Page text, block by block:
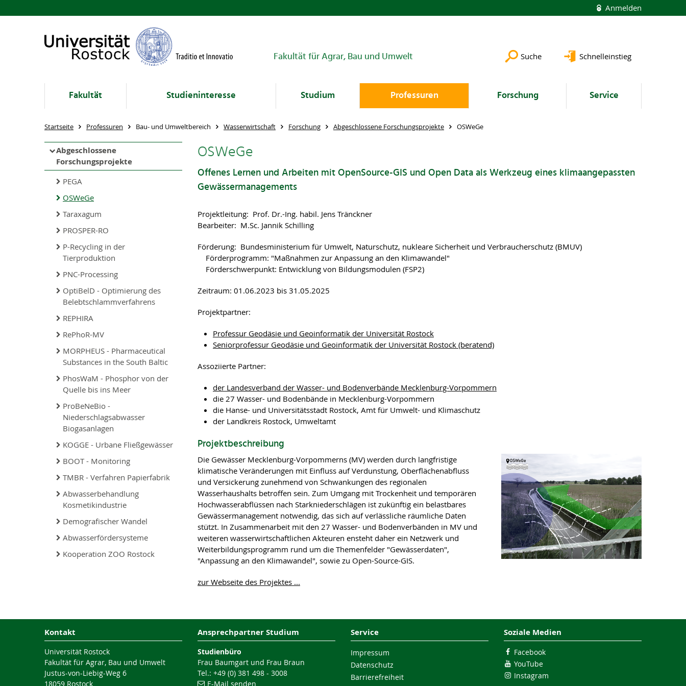
Anmelden
Fakultät für Agrar, Bau und Umwelt Suche Schnelleinstieg
Fakultät Studieninteresse Studium Professuren Forschung Service
Startseite Professuren Bau- und Umweltbereich Wasserwirtschaft Forschung Abgeschlossene Forschungsprojekte OSWeGe
Abgeschlossene
Forschungsprojekte
PEGA
OSWeGe
Taraxagum
PROSPER-RO
P-Recycling in der
Tierproduktion
PNC-Processing
OptiBelD - Optimierung des
Belebtschlammverfahrens
REPHIRA
RePhoR-MV
MORPHEUS - Pharmaceutical
Substances in the South Baltic
PhosWaM - Phosphor von der
Quelle bis ins Meer
ProBeNeBio -
Niederschlagsabwasser
Biogasanlagen
KOGGE - Urbane Fließgewässer
BOOT - Monitoring
TMBR - Verfahren Papierfabrik
Abwasserbehandlung
Kosmetikindustrie
Demografischer Wandel
Abwasserfördersysteme
Kooperation ZOO Rostock
OSWeGe
Offenes Lernen und Arbeiten mit OpenSource-GIS und Open Data als Werkzeug eines klimaangepassten
Gewässermanagements
Projektleitung: Prof. Dr.-Ing. habil. Jens Tränckner
Bearbeiter: M.Sc. Jannik Schilling
Förderung: Bundesministerium für Umwelt, Naturschutz, nukleare Sicherheit und Verbraucherschutz (BMUV)
Förderprogramm: "Maßnahmen zur Anpassung an den Klimawandel"
Förderschwerpunkt: Entwicklung von Bildungsmodulen (FSP2)
Zeitraum: 01.06.2023 bis 31.05.2025
Projektpartner:
Professur Geodäsie und Geoinformatik der Universität Rostock
Seniorprofessur Geodäsie und Geoinformatik der Universität Rostock (beratend)
Assoziierte Partner:
der Landesverband der Wasser- und Bodenverbände Mecklenburg-Vorpommern
die 27 Wasser- und Bodenbände in Mecklenburg-Vorpommern
die Hanse- und Universitätsstadt Rostock, Amt für Umwelt- und Klimaschutz
der Landkreis Rostock, Umweltamt
Projektbeschreibung
Die Gewässer Mecklenburg-Vorpommerns (MV) werden durch langfristige
klimatische Veränderungen mit Einfluss auf Verdunstung, Oberflächenabfluss
und Versickerung zunehmend von Schwankungen des regionalen
Wasserhaushalts betroffen sein. Zum Umgang mit Trockenheit und temporären
Hochwasserabflüssen nach Starkniederschlägen ist zukünftig ein belastbares
Gewässermanagement notwendig, das sich auf verlässliche räumliche Daten
stützt. In Zusammenarbeit mit den 27 Wasser- und Bodenverbänden in MV und
weiteren wasserwirtschaftlichen Akteuren ensteht daher ein Netzwerk und
Weiterbildungsprogramm rund um die Themenfelder "Gewässerdaten",
"Anpassung an den Klimawandel", sowie zu Open-Source-GIS.
zur Webseite des Projektes ...
Kontakt
Universität Rostock
Fakultät für Agrar, Bau und Umwelt
Justus-von-Liebig-Weg 6
18059 Rostock
Ansprechpartner Studium
Studienbüro
Frau Baumgart und Frau Braun
Tel.: +49 (0) 381 498 - 3008
E-Mail senden
Service
Impressum
Datenschutz
Barrierefreiheit
Soziale Medien
Facebook
YouTube
Instagram